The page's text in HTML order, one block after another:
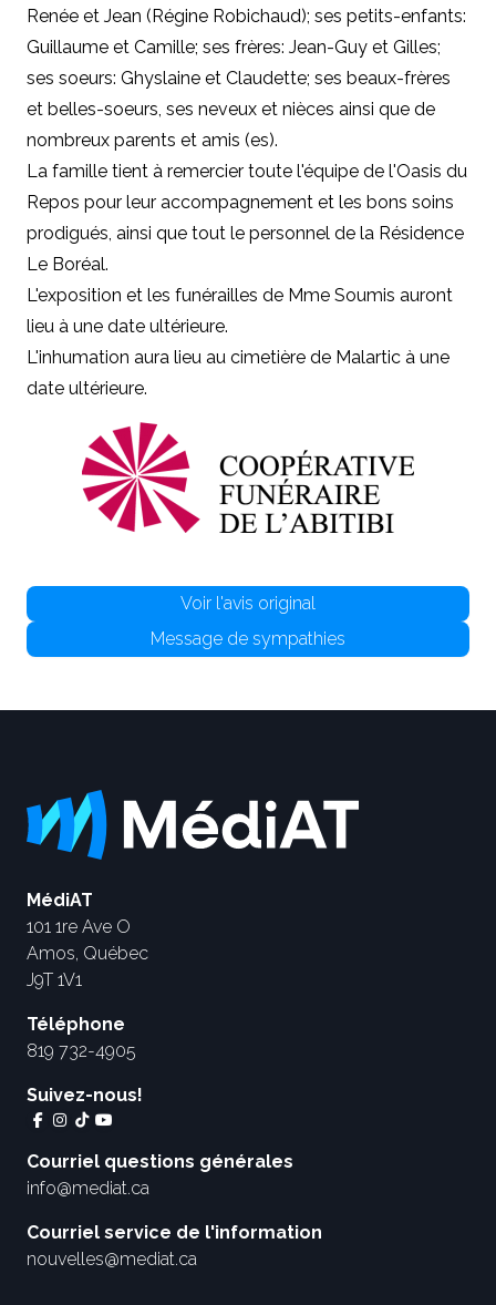
Renée et Jean (Régine Robichaud); ses petits-enfants:
Guillaume et Camille; ses frères: Jean-Guy et Gilles;
ses soeurs: Ghyslaine et Claudette; ses beaux-frères
et belles-soeurs, ses neveux et nièces ainsi que de
nombreux parents et amis (es).
La famille tient à remercier toute l'équipe de l'Oasis du
Repos pour leur accompagnement et les bons soins
prodigués, ainsi que tout le personnel de la Résidence
Le Boréal.
L'exposition et les funérailles de Mme Soumis auront
lieu à une date ultérieure.
L'inhumation aura lieu au cimetière de Malartic à une
date ultérieure.
Voir l'avis original
Message de sympathies
MédiAT
101 1re Ave O
Amos, Québec
J9T 1V1
Téléphone
819 732-4905
Suivez-nous!
Courriel questions générales
info@mediat.ca
Courriel service de l'information
nouvelles@mediat.ca